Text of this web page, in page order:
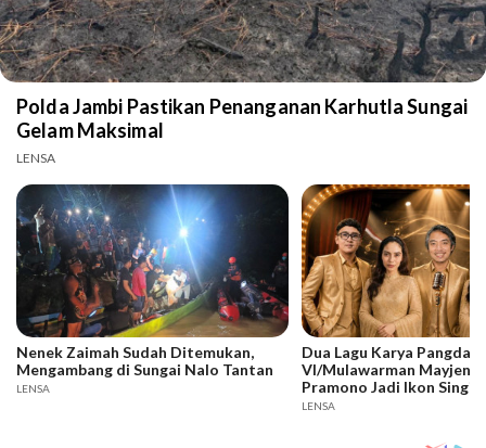
Polda Jambi Pastikan Penanganan Karhutla Sungai
Gelam Maksimal
LENSA
Nenek Zaimah Sudah Ditemukan,
Mengambang di Sungai Nalo Tantan
LENSA
Dua Lagu Karya Pangdam
VI/Mulawarman Mayjen
Pramono Jadi Ikon
Competition HUT Ke-81
LENSA